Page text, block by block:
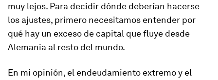
muy lejos. Para decidir dónde deberían hacerse
los ajustes, primero necesitamos entender por
qué hay un exceso de capital que fluye desde
Alemania al resto del mundo.
En mi opinión, el endeudamiento extremo y el